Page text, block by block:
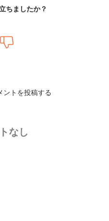
ちましたか？
ントを投稿する
なし